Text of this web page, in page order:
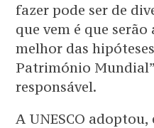
fazer pode ser de
que vem é que
melhor das
Património
responsável.
A UNESCO adoptou,